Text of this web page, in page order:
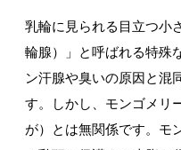
乳輪に見られる目立つ小
輪腺）」と呼ばれる特殊
ン汗腺や臭いの原因と混
す。しかし、モンゴメリ
が）とは無関係です。モ